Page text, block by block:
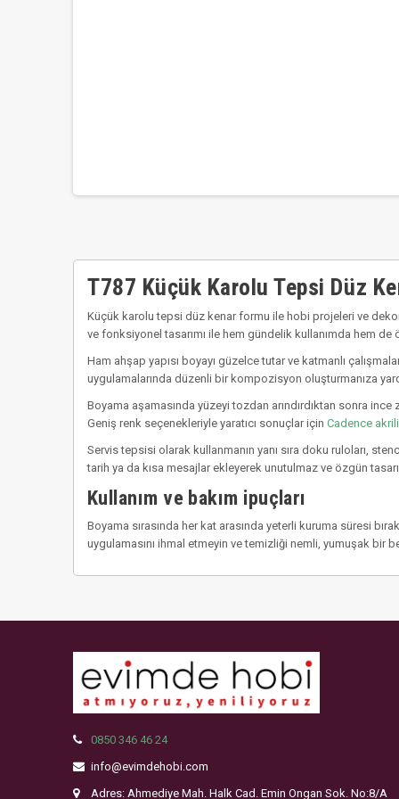
T787 Küçük Karolu Tepsi Düz
Küçük karolu tepsi düz kenar formu ile hobi projeleri ve
ve fonksiyonel tasarımı ile hem gündelik kullanımda hem
Ham ahşap yapısı boyayı güzelce tutar ve katmanlı
uygulamalarında düzenli bir kompozisyon oluşturmanıza
Boyama aşamasında yüzeyi tozdan arındırdıktan sonra
Geniş renk seçenekleriyle yaratıcı sonuçlar için Cadence
Servis tepsisi olarak kullanmanın yanı sıra doku ruloları,
tarih ya da kısa mesajlar ekleyerek unutulmaz ve özgün
Kullanım ve bakım ipuçları
Boyama sırasında her kat arasında yeterli kuruma süresi
uygulamasını ihmal etmeyin ve temizliği nemli, yumuşak bir
0850 346 46 24
info@evimdehobi.com
Adres: Ahmediye Mah. Halk Cad. Emin Ongan Sok. No:8/A